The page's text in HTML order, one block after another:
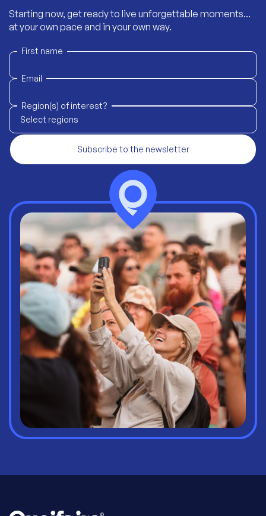
Starting now, get ready to live unforgettable moments...
at your own pace and in your own way.
First name
Email
Region(s) of interest?
Select regions
Subscribe to the newsletter